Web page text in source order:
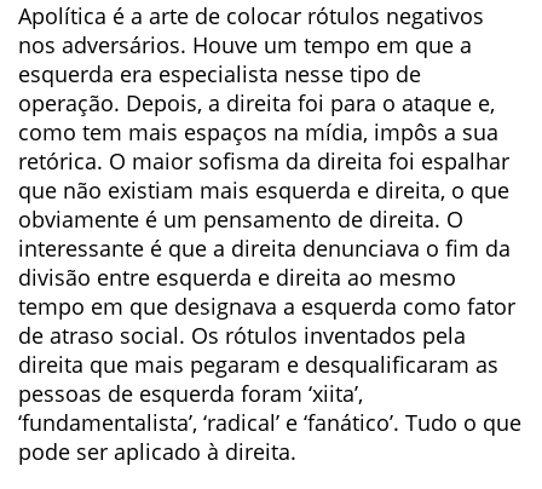
Apolítica é a arte de colocar rótulos negativos
nos adversários. Houve um tempo em que a
esquerda era especialista nesse tipo de
operação. Depois, a direita foi para o ataque e,
como tem mais espaços na mídia, impôs a sua
retórica. O maior sofisma da direita foi espalhar
que não existiam mais esquerda e direita, o que
obviamente é um pensamento de direita. O
interessante é que a direita denunciava o fim da
divisão entre esquerda e direita ao mesmo
tempo em que designava a esquerda como fator
de atraso social. Os rótulos inventados pela
direita que mais pegaram e desqualificaram as
pessoas de esquerda foram ‘xiita’,
‘fundamentalista’, ‘radical’ e ‘fanático’. Tudo o que
pode ser aplicado à direita.